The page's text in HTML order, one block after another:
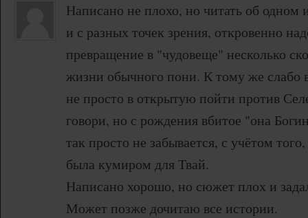
Написано не плохо, но читать об одном
и с разных точек зрения, откровенно
превращение в "чудовеще" несколько
жизни обычного пони. К тому же слабо
не просто в открытую пойти против
говори, но с рождения вбитое "она
так просто не забывается, с учётом
была кумиром для Твай.
Написано хорошо, но сюжет плох и
Может позже дочитаю все истории.